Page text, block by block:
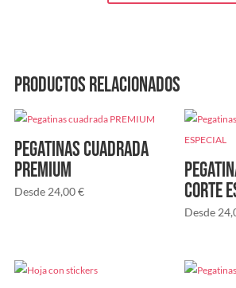
Productos relacionados
Pegatinas cuadrada
PREMIUM
Desde 24,00€
CORTE
Desde